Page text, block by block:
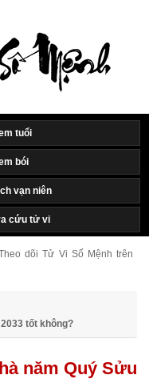
tuổi
bói
vạn niên
cứu tử vi
dõi Tử Vi Số Mệnh trên
tốt không?
năm Quý Sửu